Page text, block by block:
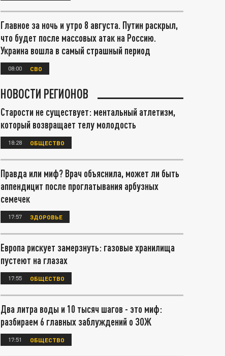
Главное за ночь и утро 8 августа. Путин раскрыл,
что будет после массовых атак на Россию.
Украина вошла в самый страшный период
08:00 СВО
НОВОСТИ РЕГИОНОВ
Старости не существует: ментальный атлетизм,
который возвращает телу молодость
18:28 ОБЩЕСТВО
Правда или миф? Врач объяснила, может ли быть
аппендицит после проглатывания арбузных
семечек
17:57 ЗДОРОВЬЕ
Европа рискует замерзнуть: газовые хранилища
пустеют на глазах
17:55 ОБЩЕСТВО
Два литра воды и 10 тысяч шагов - это миф:
разбираем 6 главных заблуждений о ЗОЖ
17:51 ОБЩЕСТВО